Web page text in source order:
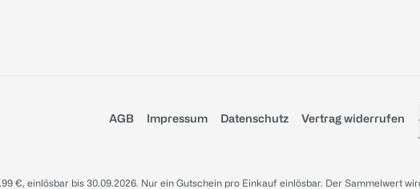
AGB Impressum Datenschutz Vertrag widerrufen
€, einlösbar bis 30.09.2026. Nur ein Gutschein pro Einkauf einlösbar. Der Sammelwert